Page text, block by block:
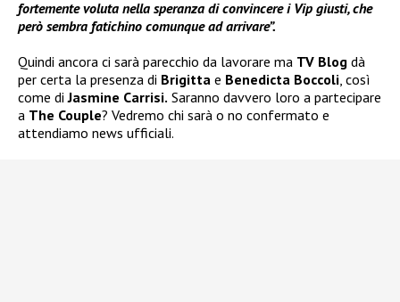
fortemente voluta nella speranza di convincere i Vip giusti, che
però sembra fatichino comunque ad arrivare”.
Quindi ancora ci sarà parecchio da lavorare ma TV Blog dà
per certa la presenza di Brigitta e Benedicta Boccoli, così
come diJasmine Carrisi. Saranno davvero loro a partecipare
a The Couple? Vedremo chi sarà o no confermato e
attendiamo news ufficiali.